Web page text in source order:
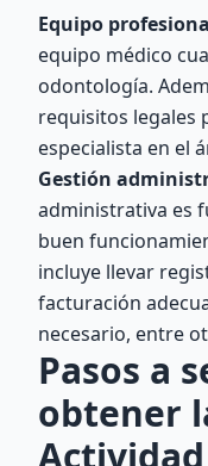
Equipo
equipo médico
odontología.
requisitos legales
especialista en el
Gestión
administrativa es
buen
incluye llevar
facturación
necesario, entre
Pasos a
obtener
Actividad